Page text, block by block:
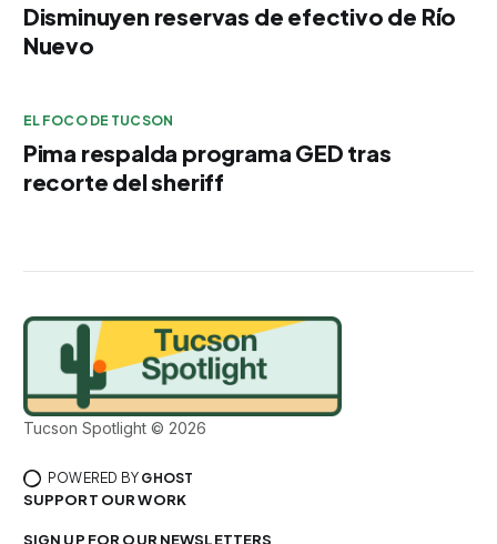
Disminuyen reservas de efectivo de Río
Nuevo
EL FOCO DE TUCSON
Pima respalda programa GED tras
recorte del sheriff
Tucson Spotlight © 2026
POWERED BY GHOST
SUPPORT OUR WORK
SIGN UP FOR OUR NEWSLETTERS